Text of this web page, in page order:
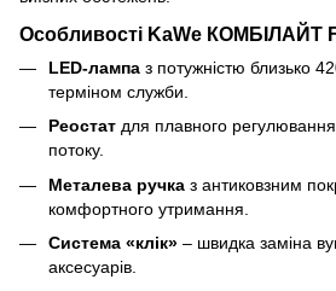
Особливості KaWe КОМБІЛАЙТ
LED-лампа з потужністю близько
терміном служби.
Реостат для плавного регулювання
потоку.
Металева ручка з антиковзним
комфортного утримання.
Система «клік» – швидка заміна
аксесуарів.